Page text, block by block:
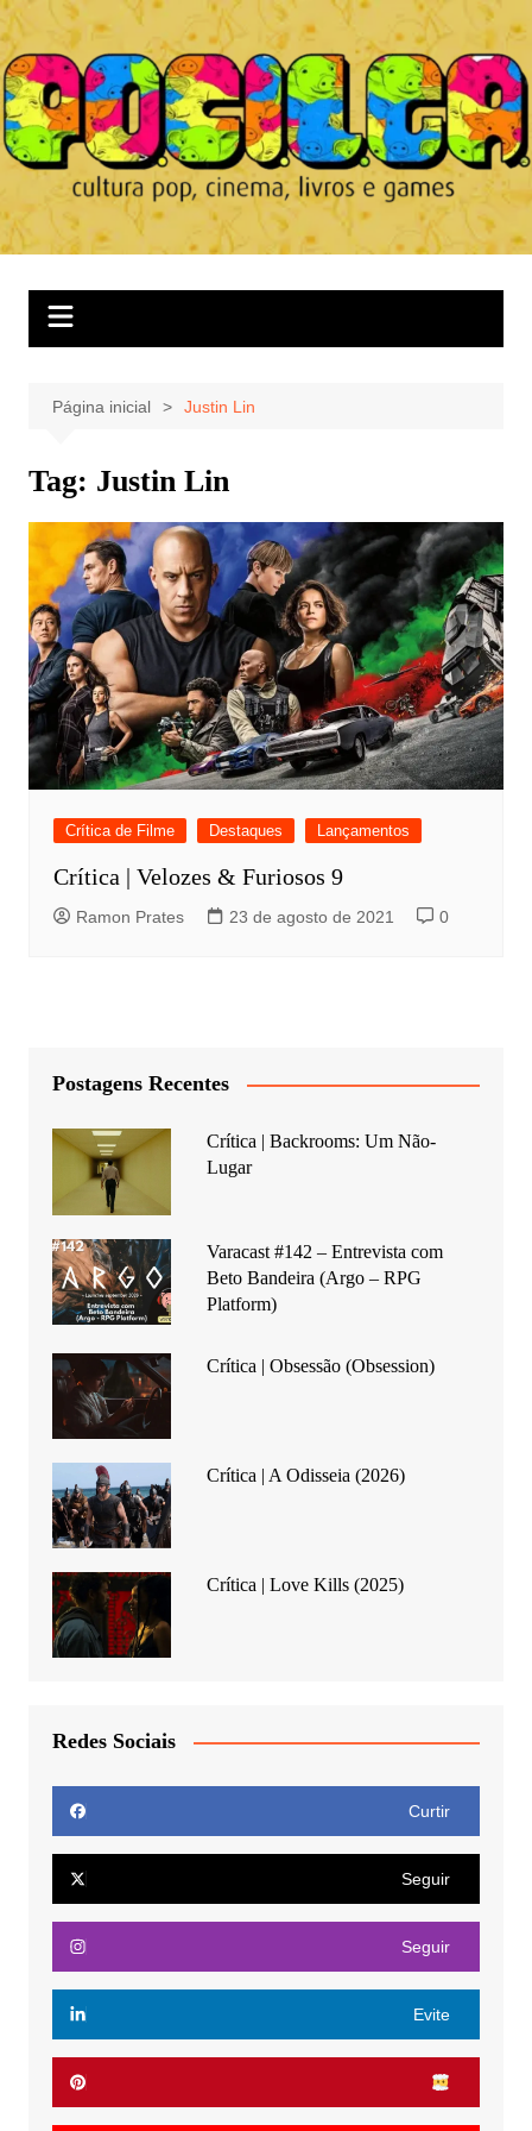
Ir
para
o
conteúdo
Página inicial Justin Lin
Tag: Justin Lin
Crítica de Filme Destaques Lançamentos
Crítica | Velozes & Furiosos 9
Ramon Prates 23 de agosto de 2021 0
Postagens Recentes
Crítica | Backrooms: Um Não-
Lugar
Varacast #142 – Entrevista com
Beto Bandeira (Argo – RPG
Platform)
Crítica | Obsessão (Obsession)
Crítica | A Odisseia (2026)
Crítica | Love Kills (2025)
Redes Sociais
Curtir
Seguir
Seguir
Evite